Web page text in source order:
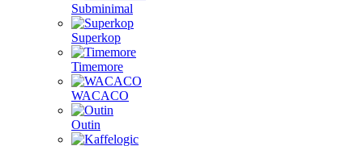
Subminimal
Superkop
Timemore
WACACO
Outin